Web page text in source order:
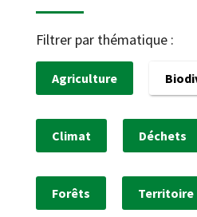
Filtrer par thématique :
Agriculture
Climat Déchets
Forêts Territoire